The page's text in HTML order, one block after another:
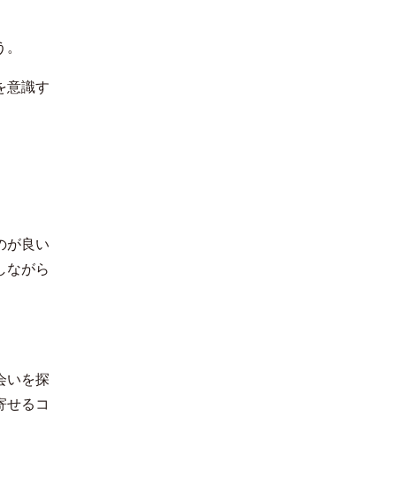
意識す
が良い
ながら
いを探
せるコ